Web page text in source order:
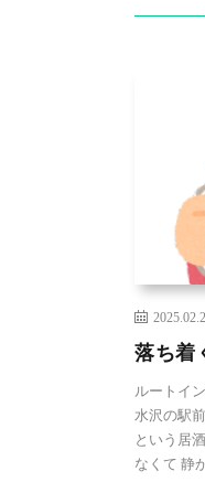
落ち着
ルートイ
水沢の駅
という居
なくて 静